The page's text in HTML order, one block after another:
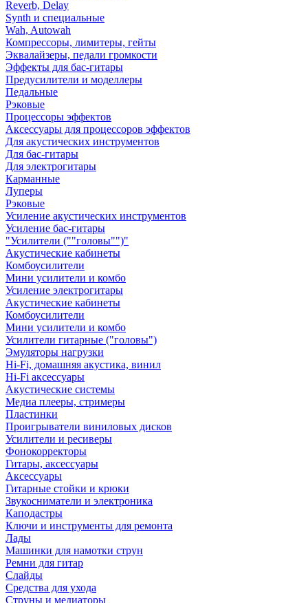
Reverb, Delay
Synth и специальные
Wah, Autowah
Компрессоры, лимитеры, гейты
Эквалайзеры, педали громкости
Эффекты для бас-гитары
Предусилители и моделлеры
Педальные
Рэковые
Процессоры эффектов
Аксессуары для процессоров эффектов
Для акустических инструментов
Для бас-гитары
Для электрогитары
Карманные
Луперы
Рэковые
Усиление акустических инструментов
Усиление бас-гитары
"Усилители (""головы"")"
Акустические кабинеты
Комбоусилители
Мини усилители и комбо
Усиление электрогитары
Акустические кабинеты
Комбоусилители
Мини усилители и комбо
Усилители гитарные ("головы")
Эмуляторы нагрузки
Hi-Fi, домашняя акустика, винил
Hi-Fi аксессуары
Акустические системы
Медиа плееры, стримеры
Пластинки
Проигрыватели виниловых дисков
Усилители и ресиверы
Фонокорректоры
Гитары, аксессуары
Аксессуары
Гитарные стойки и крюки
Звукосниматели и электроника
Каподастры
Ключи и инструменты для ремонта
Лады
Машинки для намотки струн
Ремни для гитар
Слайды
Средства для ухода
Струны и медиаторы